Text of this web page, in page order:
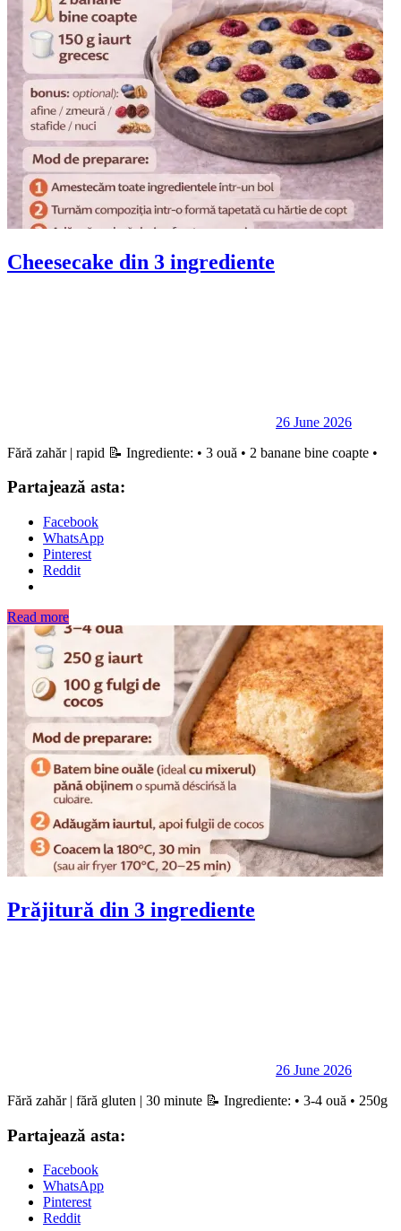
Cheesecake din 3 ingrediente
26 June 2026
Fără zahăr | rapid 📝 Ingrediente: • 3 ouă • 2 banane bine coapte •
Partajează asta:
Facebook
WhatsApp
Pinterest
Reddit
Read more
Prăjitură din 3 ingrediente
26 June 2026
Fără zahăr | fără gluten | 30 minute 📝 Ingrediente: • 3-4 ouă • 250g
Partajează asta:
Facebook
WhatsApp
Pinterest
Reddit